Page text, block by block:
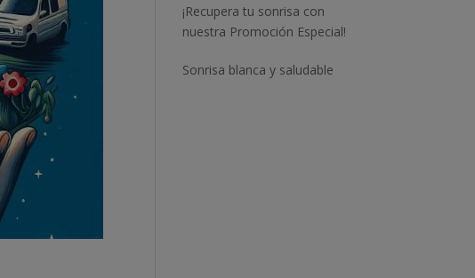
¡Recupera tu sonrisa con
nuestra Promoción Especial!
Sonrisa blanca y saludable